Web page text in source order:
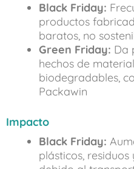
Black Friday:
productos
baratos, no
Green Friday: Da
hechos de
biodegradables,
Packawin
Impacto
Black Friday:
plásticos, residuos